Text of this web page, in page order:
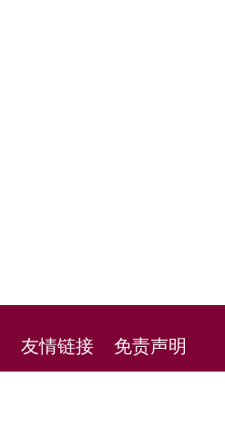
友情链接 免责声明